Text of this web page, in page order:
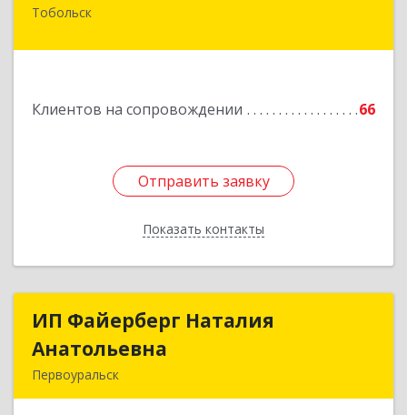
Тобольск
Клиентов на сопровождении 66
Отправить заявку
Показать контакты
Отправить заявку
Назад
ИП Файерберг Наталия
Анатольевна
Первоуральск
ИП Файерберг Наталия